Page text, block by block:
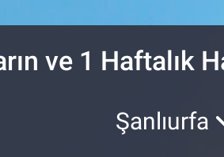
ve 1 Haftalık
Şanlıurfa